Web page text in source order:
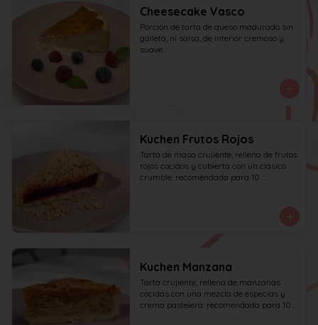
Cheesecake Vasco
Porción de tarta de queso madurado sin
galleta, ni salsa, de interior cremoso y
suave.
Kuchen Frutos Rojos
Tarta de masa crujiente, rellena de frutos
rojos cocidos y cubierta con un clásico
crumble. recomendada para 10
Kuchen Manzana
Tarta crujiente, rellena de manzanas
cocidas con una mezcla de especias y
crema pastelera. recomendada para 10